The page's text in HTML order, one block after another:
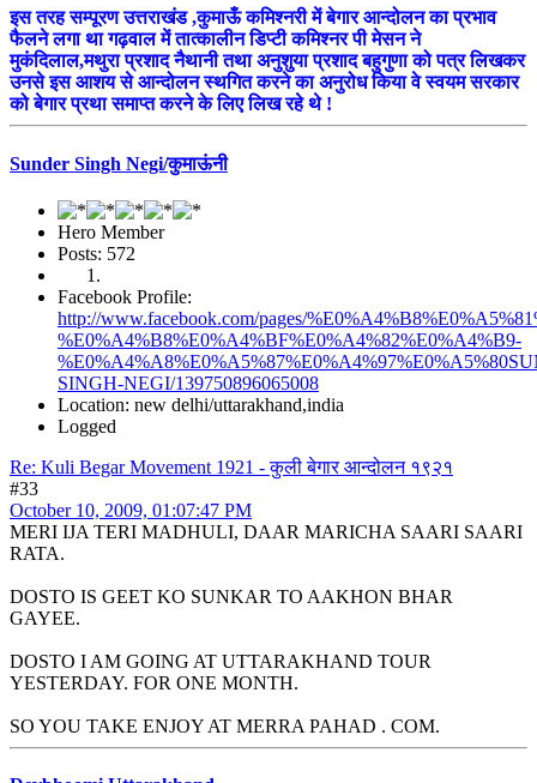
इस तरह सम्पूरण उत्तराखंड ,कुमाऊँ कमिश्नरी में बेगार आन्दोलन का प्रभाव
फैलने लगा था गढ़वाल में तात्कालीन डिप्टी कमिश्नर पी मेसन ने
मुकंदिलाल,मथुरा प्रशाद नैथानी तथा अनुशुया प्रशाद बहुगुणा को पत्र लिखकर
उनसे इस आशय से आन्दोलन स्थगित करने का अनुरोध किया वे स्वयम सरकार
को बेगार प्रथा समाप्त करने के लिए लिख रहे थे !
Sunder Singh Negi/कुमाऊंनी
Hero Member
Posts: 572
Facebook Profile:
http://www.facebook.com/pages/
%E0%A4%B8%E0%A4%BF%E0%A4%82%E0%A4%B9-
SINGH-NEGI/139750896065008
Location: new delhi/uttarakhand,india
Logged
Re: Kuli Begar Movement 1921 - कुली बेगार आन्दोलन १९२१
#33
October 10, 2009, 01:07:47 PM
MERI IJA TERI MADHULI, DAAR MARICHA SAARI SAARI
RATA.
DOSTO IS GEET KO SUNKAR TO AAKHON BHAR
GAYEE.
DOSTO I AM GOING AT UTTARAKHAND TOUR
YESTERDAY. FOR ONE MONTH.
SO YOU TAKE ENJOY AT MERRA PAHAD . COM.